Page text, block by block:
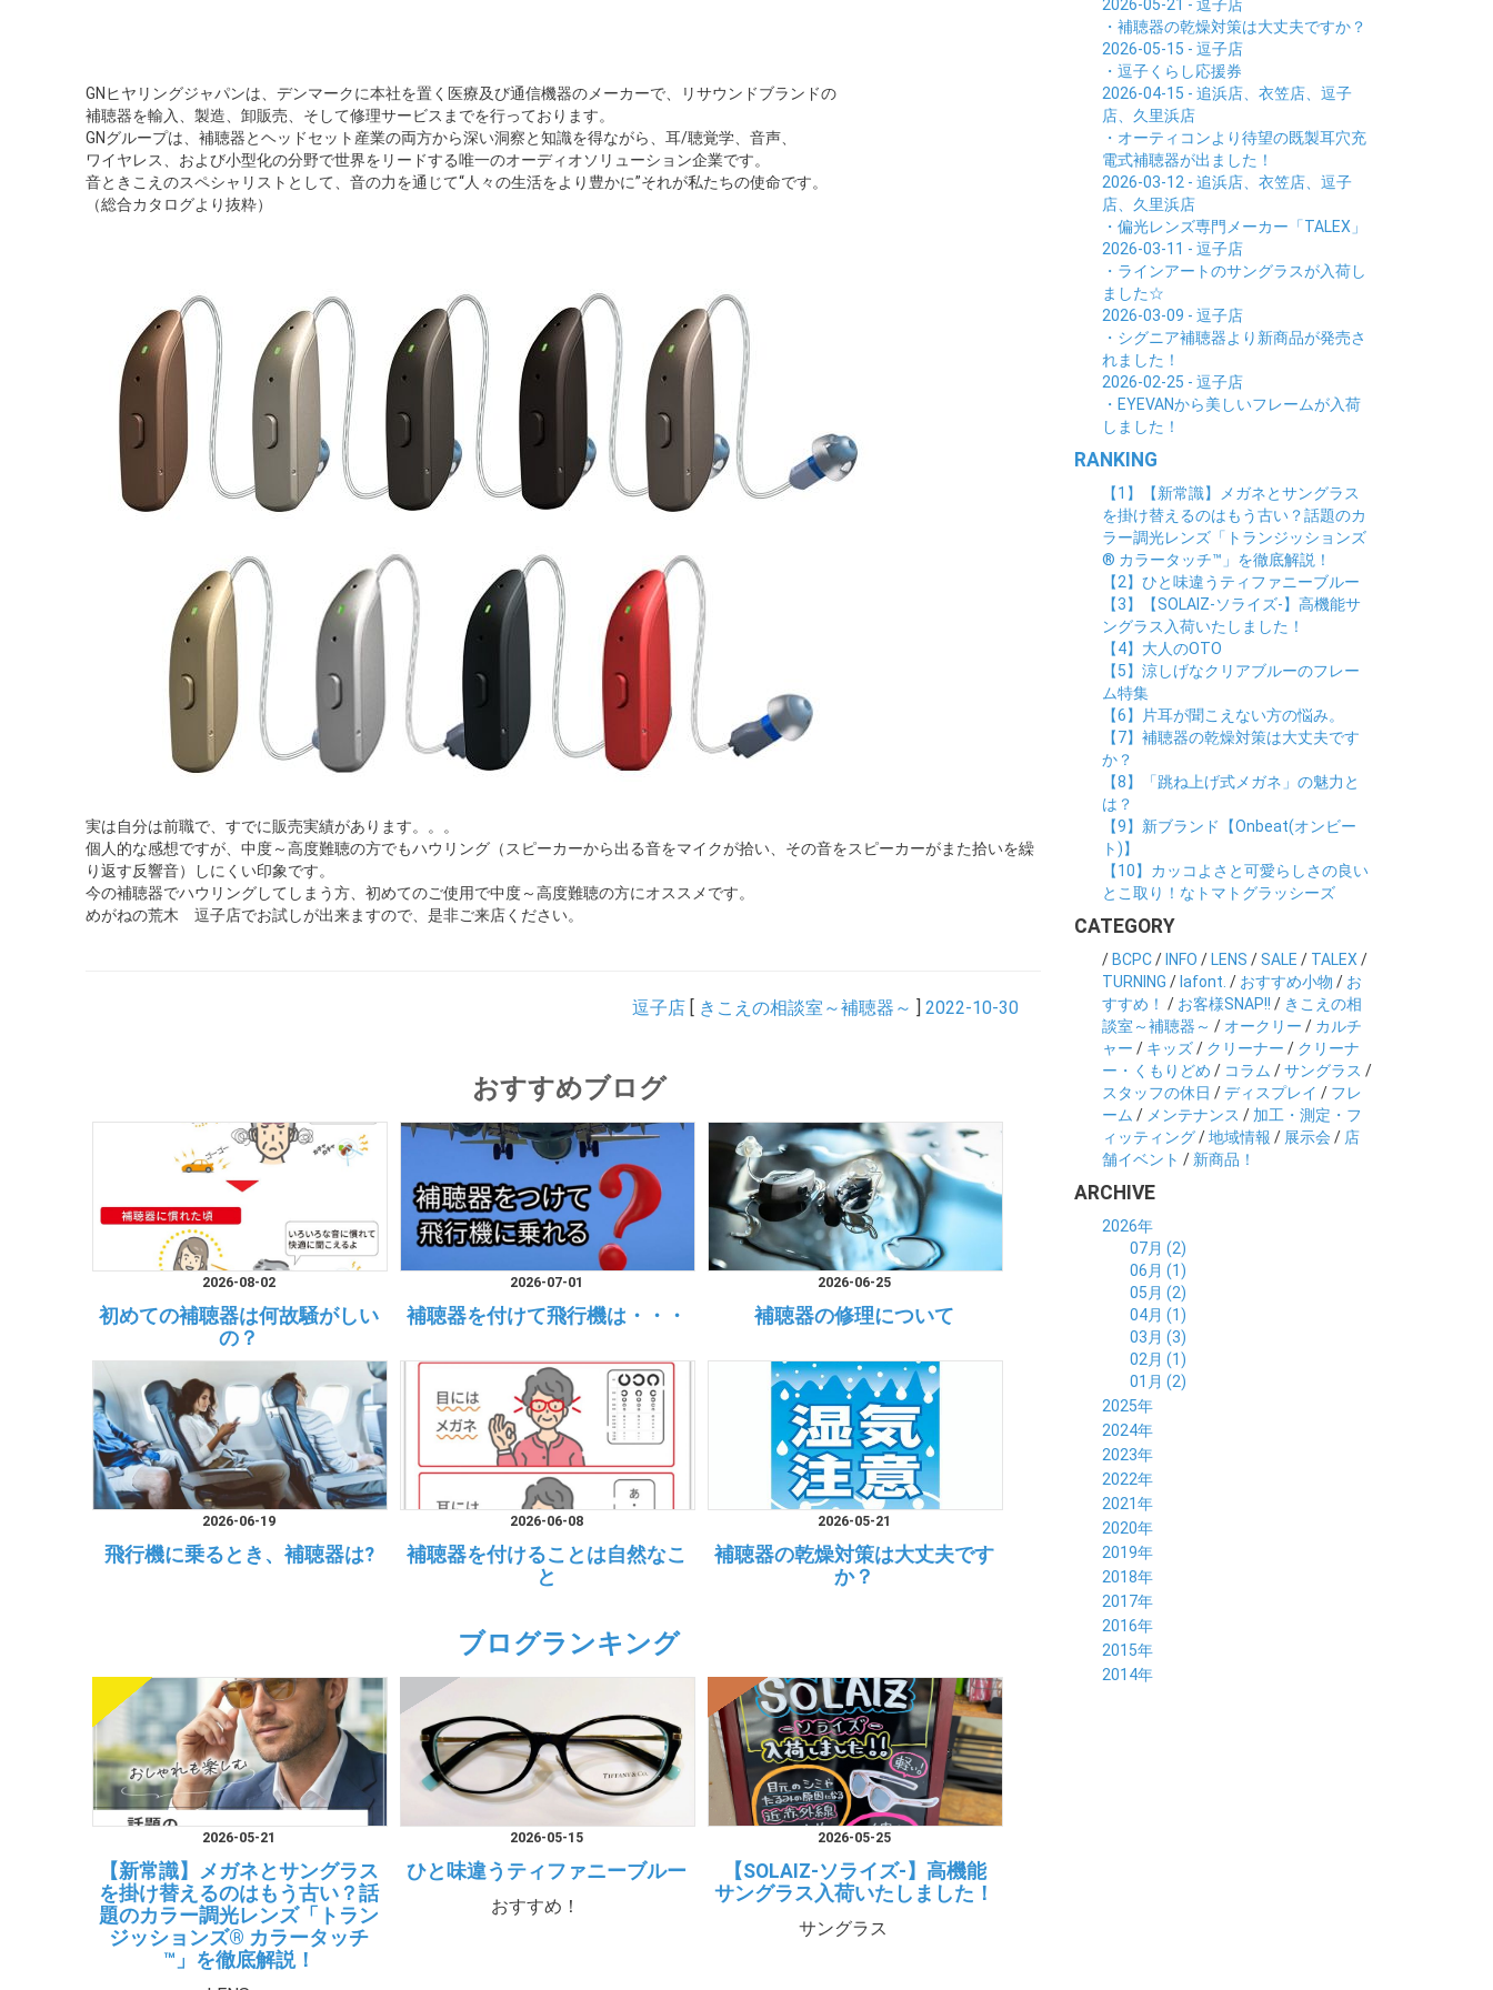
GNヒヤリングジャパンは、デンマークに本社を置く医療及び通信機器のメーカーで、リサウンドブランドの
補聴器を輸入、製造、卸販売、そして修理サービスまでを行っております。
GNグループは、補聴器とヘッドセット産業の両方から深い洞察と知識を得ながら、耳/聴覚学、音声、
ワイヤレス、および小型化の分野で世界をリードする唯一のオーディオソリューション企業です。
音ときこえのスペシャリストとして、音の力を通じて“人々の生活をより豊かに”それが私たちの使命です。
（総合カタログより抜粋）
実は自分は前職で、すでに販売実績があります。。。
個人的な感想ですが、中度～高度難聴の方でもハウリング（スピーカーから出る音をマイクが拾い、その音をスピーカーがまた拾いを繰
り返す反響音）しにくい印象です。
今の補聴器でハウリングしてしまう方、初めてのご使用で中度～高度難聴の方にオススメです。
めがねの荒木 逗子店でお試しが出来ますので、是非ご来店ください。
逗子店 [ きこえの相談室～補聴器～ ] 2022-10-30
おすすめブログ
2026-08-02
初めての補聴器は何故騒がしい
の？
2026-07-01
補聴器を付けて飛行機は・・・
2026-06-25
補聴器の修理について
2026-06-19
飛行機に乗るとき、補聴器は?
2026-06-08
補聴器を付けることは自然なこ
と
2026-05-21
補聴器の乾燥対策は大丈夫です
か？
ブログランキング
2026-05-21
【新常識】メガネとサングラス
を掛け替えるのはもう古い？話
題のカラー調光レンズ「トラン
ジッションズ® カラータッチ
™」を徹底解説！
2026-05-15
ひと味違うティファニーブルー
おすすめ！
2026-05-25
【SOLAIZ-ソライズ-】高機能
サングラス入荷いたしました！
サングラス
2026-05-21 - 逗子店
・補聴器の乾燥対策は大丈夫ですか？
2026-05-15 - 逗子店
・逗子くらし応援券
2026-04-15 - 追浜店、衣笠店、逗子
店、久里浜店
・オーティコンより待望の既製耳穴充
電式補聴器が出ました！
2026-03-12 - 追浜店、衣笠店、逗子
店、久里浜店
・偏光レンズ専門メーカー「TALEX」
2026-03-11 - 逗子店
・ラインアートのサングラスが入荷し
ました☆
2026-03-09 - 逗子店
・シグニア補聴器より新商品が発売さ
れました！
2026-02-25 - 逗子店
・EYEVANから美しいフレームが入荷
しました！
RANKING
【1】【新常識】メガネとサングラス
を掛け替えるのはもう古い？話題のカ
ラー調光レンズ「トランジッションズ
® カラータッチ™」を徹底解説！
【2】ひと味違うティファニーブルー
【3】【SOLAIZ-ソライズ-】高機能サ
ングラス入荷いたしました！
【4】大人のOTO
【5】涼しげなクリアブルーのフレー
ム特集
【6】片耳が聞こえない方の悩み。
【7】補聴器の乾燥対策は大丈夫です
か？
【8】「跳ね上げ式メガネ」の魅力と
は？
【9】新ブランド【Onbeat(オンビー
ト)】
【10】カッコよさと可愛らしさの良い
とこ取り！なトマトグラッシーズ
CATEGORY
/ BCPC/ INFO / LENS /SALE / TALEX /
TURNING / lafont. / おすすめ小物 / お
すすめ！ / お客様SNAP!! / きこえの相
談室～補聴器～ / オークリー / カルチ
ャー / キッズ/ クリーナー / クリーナ
ー・くもりどめ / コラム /サングラス /
スタッフの休日 /ディスプレイ / フレ
ーム / メンテナンス / 加工・測定・フ
ィッティング/地域情報 / 展示会 / 店
舗イベント / 新商品！
ARCHIVE
2026年
07月 (2)
06月 (1)
05月 (2)
04月 (1)
03月 (3)
02月 (1)
01月 (2)
2025年
12月 (2)
11月 (2)
10月 (3)
09月 (3)
08月 (4)
07月 (4)
06月 (4)
05月 (4)
04月 (1)
03月 (3)
02月 (4)
01月 (4)
2024年
12月 (6)
11月 (5)
10月 (4)
09月 (6)
08月 (5)
07月 (5)
06月 (4)
05月 (3)
04月 (7)
03月 (5)
02月 (7)
2023年
12月 (5)
11月 (4)
10月 (5)
09月 (6)
08月 (7)
07月 (7)
06月 (7)
05月 (8)
04月 (8)
03月 (9)
2022年
12月 (9)
11月 (5)
10月 (8)
09月 (7)
08月 (5)
07月 (9)
06月 (10)
05月 (9)
04月 (7)
2021年
12月 (5)
11月 (5)
10月 (5)
09月 (5)
08月 (11)
07月 (4)
06月 (7)
05月 (8)
2020年
12月 (7)
11月 (6)
10月 (8)
09月 (10)
08月 (10)
07月 (7)
06月 (7)
2019年
12月 (8)
11月 (9)
10月 (9)
09月 (7)
08月 (8)
07月 (7)
2018年
12月 (8)
11月 (8)
10月 (7)
09月 (10)
08月 (8)
2017年
12月 (7)
11月 (8)
10月 (7)
2016年
12月 (9)
11月 (5)
2015年
12月 (9)
2014年